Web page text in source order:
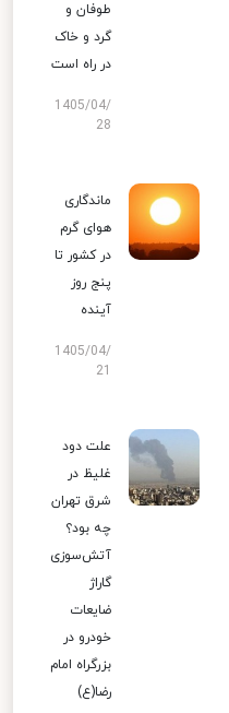
طوفان و
گرد و خاک
در راه است
1405/04/
28
ماندگاری
هوای گرم
در کشور تا
پنج روز
آینده
1405/04/
علت دود
غلیظ در
شرق تهران
چه بود؟
آتش‌سوزی
گاراژ
ضایعات
خودرو در
بزرگراه امام
رضا(ع)